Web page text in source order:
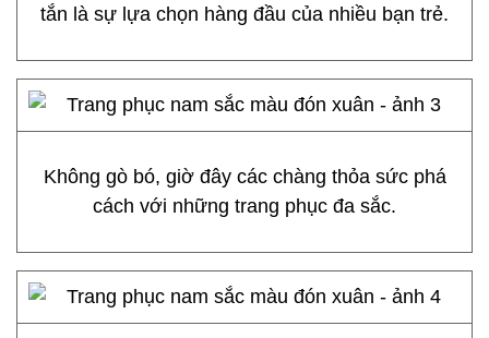
tắn là sự lựa chọn hàng đầu của nhiều bạn trẻ.
Không gò bó, giờ đây các chàng thỏa sức phá
cách với những trang phục đa sắc.